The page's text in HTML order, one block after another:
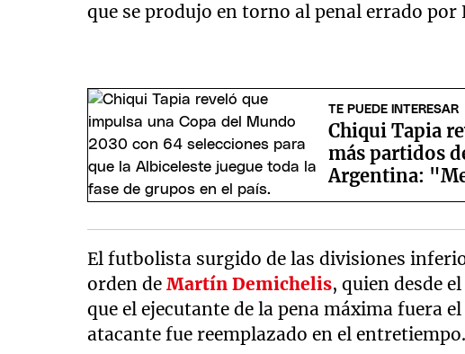
que se produjo en torno al penal errado por
TE PUEDE INTERESAR
Chiqui Tapia
más partidos
Argentina:
El futbolista surgido de las divisiones
orden deMartín Demichelis, quien desde
que el ejecutante de la pena máxima fuera
atacante fue reemplazado en el entretiempo.